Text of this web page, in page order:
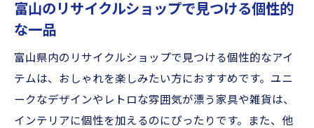
富山のリサイクルショップで見つける個性的
な一品
富山県内のリサイクルショップで見つける個性的なアイ
テムは、おしゃれを楽しみたい方におすすめです。ユニ
ークなデザインやレトロな雰囲気が漂う家具や雑貨は、
インテリアに個性を加えるのにぴったりです。また、他